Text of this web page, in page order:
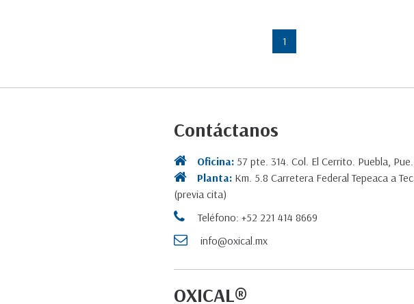
1
Contáctanos
Oficina: 57 pte. 314. Col. El Cerrito. Puebla,
Planta: Km. 5.8 Carretera Federal Tepeaca a
(previa cita)
Teléfono: +52 221 414 8669
info@oxical.mx
OXICAL®